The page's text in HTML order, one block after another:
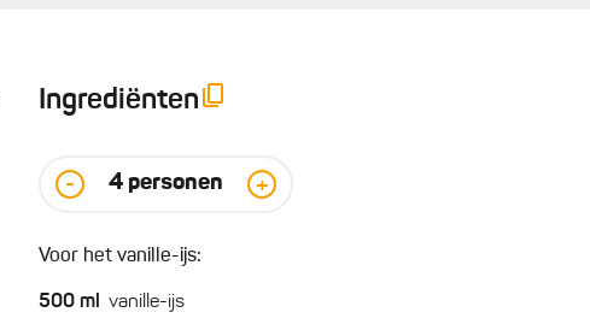
Ingrediënten
- 4 personen +
Voor het vanille-ijs:
500 ml vanille-ijs